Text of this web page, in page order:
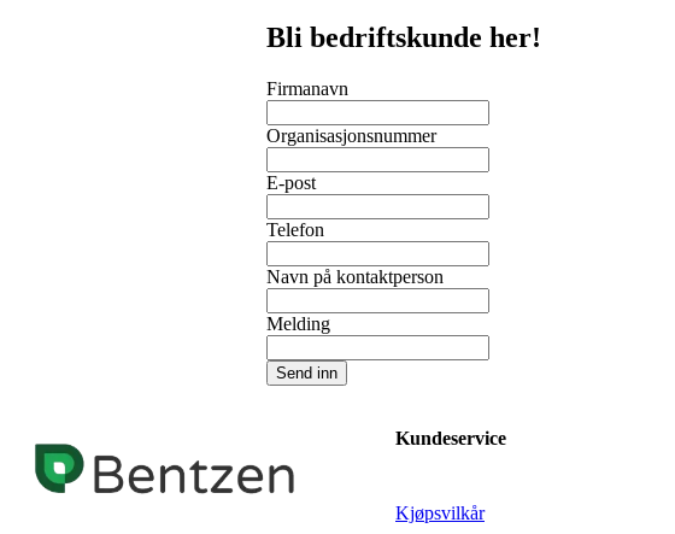
Bli bedriftskunde her!
Firmanavn
Organisasjonsnummer
E-post
Telefon
Navn på kontaktperson
Melding
Send inn
Kundeservice
Kjøpsvilkår